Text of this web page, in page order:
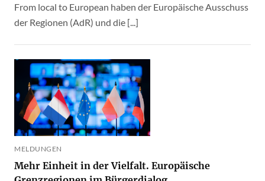
From local to European haben der Europäische Ausschuss
der Regionen (AdR) und die [...]
MELDUNGEN
Mehr Einheit in der Vielfalt. Europäische